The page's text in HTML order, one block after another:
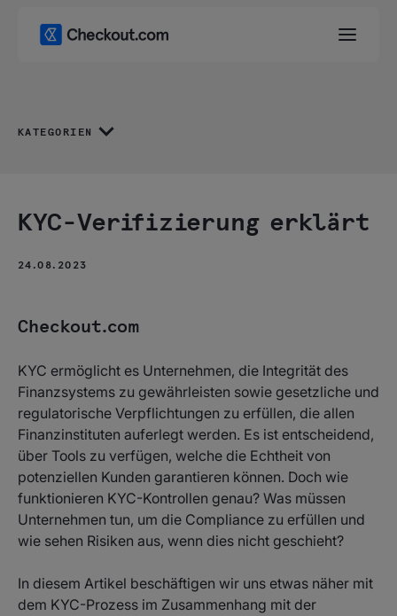
KATEGORIEN
KYC-Verifizierung erklärt
24.08.2023
Checkout.com
KYC ermöglicht es Unternehmen, die Integrität des
Finanzsystems zu gewährleisten sowie gesetzliche und
regulatorische Verpflichtungen zu erfüllen, die allen
Finanzinstituten auferlegt werden. Es ist entscheidend,
über Tools zu verfügen, welche die Echtheit von
potenziellen Kunden garantieren können. Doch wie
funktionieren KYC-Kontrollen genau? Was müssen
Unternehmen tun, um die Compliance zu erfüllen und
wie sehen Risiken aus, wenn dies nicht geschieht?
In diesem Artikel beschäftigen wir uns etwas näher mit
dem KYC-Prozess im Zusammenhang mit der